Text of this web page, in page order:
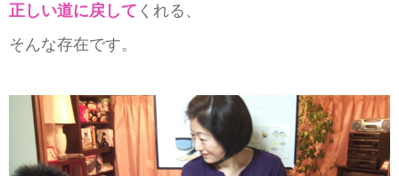
正しい道に戻して くれる、
そんな存在です。